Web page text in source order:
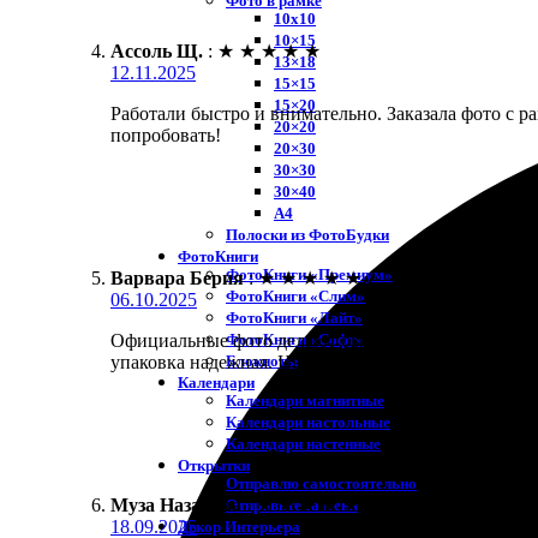
10х10
10×15
13×18
15×15
15×20
20×20
20×30
30×30
30×40
A4
Полоски из ФотоБудки
ФотоКниги
ФотоКниги «Премиум»
ФотоКниги «Слим»
ФотоКниги «Лайт»
ФотоКниги «Софт»
Блокноты
Календари
Календари магнитные
Календари настольные
Календари настенные
Открытки
Отправлю самостоятельно
Отправьте за меня
Декор Интерьера
Ассоль Щ. : ★ ★ ★ ★ ★
12.11.2025
Работали быстро и внимательно. Заказала фото с
попробовать!
Варвара Берия : ★ ★ ★ ★ ★
06.10.2025
Официальные фото делают быстро и качественно!
упаковка надежная. Цвета яркие, рамка смотрится
Муза Назарова : ★ ★ ★ ★ ★
18.09.2025